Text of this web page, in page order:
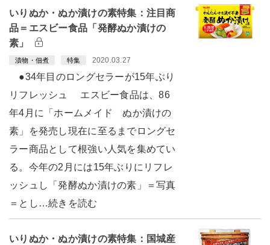
いりぬか・ぬか漬けの素特集：注目商
品＝エスビー食品「発酵ぬか漬けの
素」
漬物・佃煮 特集 2020.03.27
●34年目のロングセラーが15年ぶり
リフレッシュ エスビー食品は、86
年4月に「ホームメイド ぬか漬けの
素」を発売し現在に至るまでロングセ
ラー商品として根強い人気を集めてい
る。今年の2月には15年ぶりにリフレ
ッシュし「発酵ぬか漬けの素」＝写真
＝とし…続きを読む
いりぬか・ぬか漬けの素特集：国城産